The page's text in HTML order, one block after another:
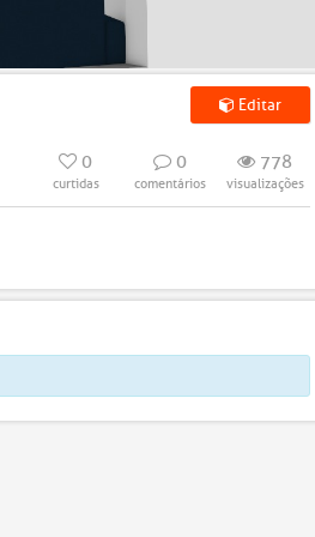
Editar
0
curtidas
0
comentários
778
visualizações